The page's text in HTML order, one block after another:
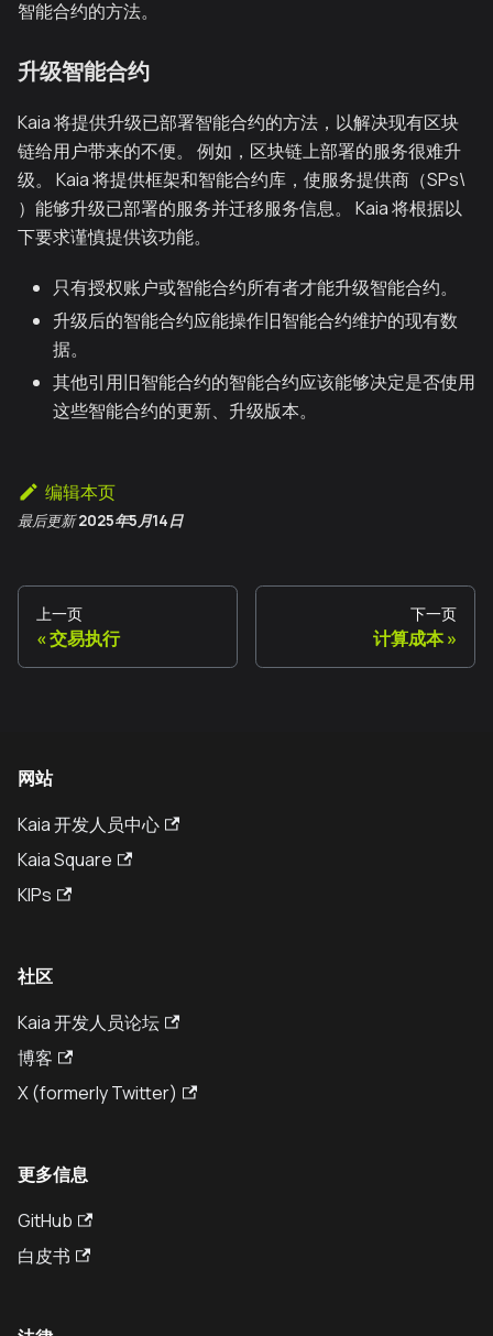
智能合约的方法。
升级智能合约
Kaia 将提供升级已部署智能合约的方法，以解决现有区块
链给用户带来的不便。 例如，区块链上部署的服务很难升
级。 Kaia 将提供框架和智能合约库，使服务提供商（SPs\
）能够升级已部署的服务并迁移服务信息。 Kaia 将根据以
下要求谨慎提供该功能。
只有授权账户或智能合约所有者才能升级智能合约。
升级后的智能合约应能操作旧智能合约维护的现有数
据。
其他引用旧智能合约的智能合约应该能够决定是否使用
这些智能合约的更新、升级版本。
编辑本页
最后更新 2025年5月14日
上一页
交易执行
下一页
计算成本
网站
Kaia 开发人员中心
Kaia Square
KIPs
社区
Kaia 开发人员论坛
博客
X (formerly Twitter)
更多信息
GitHub
白皮书